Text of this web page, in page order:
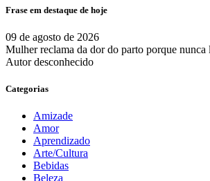
Frase em destaque de hoje
09 de agosto de 2026
Mulher reclama da dor do parto porque nunca
Autor desconhecido
Categorias
Amizade
Amor
Aprendizado
Arte/Cultura
Bebidas
Beleza